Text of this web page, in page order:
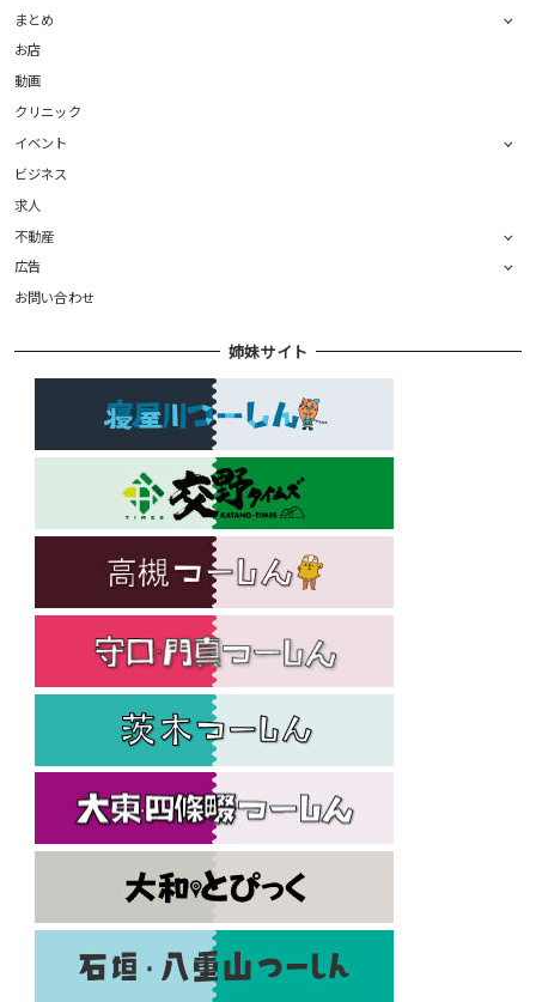
まとめ
お店
動画
クリニック
イベント
ビジネス
求人
不動産
広告
お問い合わせ
姉妹サイト